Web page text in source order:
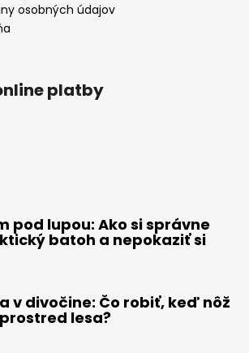
osobných údajov
platby
pod lupou: Ako si správne
batoh a nepokaziť si
v divočine: Čo robiť, keď nôž
lesa?